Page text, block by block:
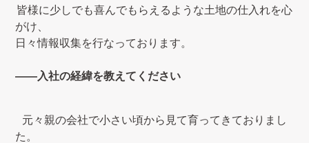
皆様に少しでも喜んでもらえるような土地の仕入れを心
がけ、
日々情報収集を行なっております。
――入社の経緯を教えてください
元々親の会社で小さい頃から見て育ってきておりまし
た。